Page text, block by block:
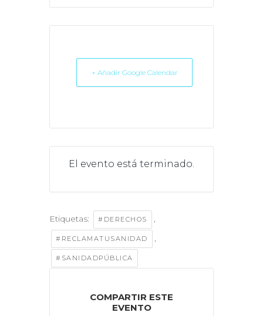
+ Añadir Google Calendar
El evento está terminado.
Etiquetas: #DERECHOS ,
#RECLAMATUSANIDAD ,
#SANIDADPÚBLICA
COMPARTIR ESTE
EVENTO